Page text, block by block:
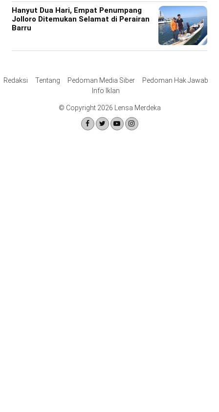
Hanyut Dua Hari, Empat Penumpang
Jolloro Ditemukan Selamat di Perairan
Barru
Redaksi Tentang Pedoman Media Siber
Pedoman Hak Jawab
Info Iklan
© Copyright 2026 Lensa Merdeka